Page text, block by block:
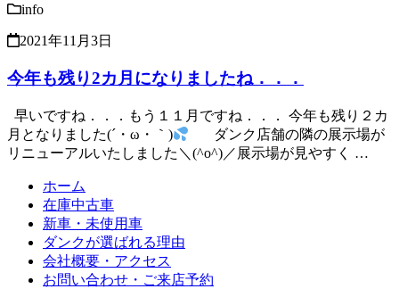
info
2021年11月3日
今年も残り2カ月になりましたね．．．
早いですね．．．もう１１月ですね．．． 今年も残り２カ
月となりました(´・ω・｀)
ダンク店舗の隣の展示場が
リニューアルいたしました＼(^o^)／展示場が見やすく …
ホーム
在庫中古車
新車・未使用車
ダンクが選ばれる理由
会社概要・アクセス
お問い合わせ・ご来店予約